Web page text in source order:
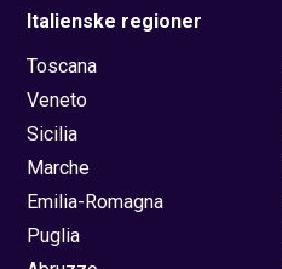
Italienske regioner
Toscana
Veneto
Sicilia
Marche
Emilia-Romagna
Puglia